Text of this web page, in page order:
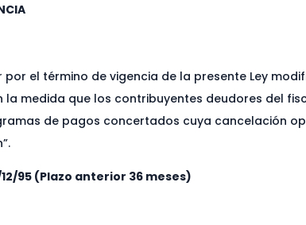
por el término de vigencia de la presente Ley
medida que los contribuyentes deudores del
de pagos concertados cuya cancelación
95 (Plazo anterior 36 meses)